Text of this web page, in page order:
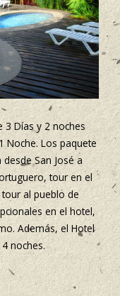
3 Días y 2 noches
Noche. Los paquete
San José a
tour en el
al pueblo de
en el hotel,
Además, el Hotel
noches.